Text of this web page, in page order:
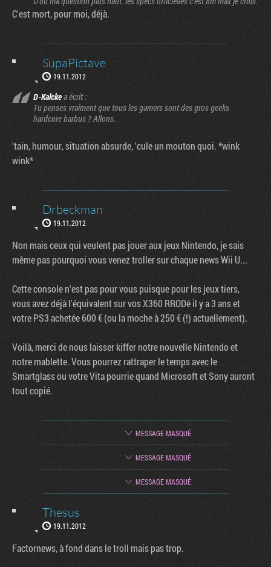
C'est mort, pour moi, déjà.
SupaPictave
19.11.2012
D-Kalckea écrit :
Tu penses vraiment que tous les gamers sont des gros geeks
hardcore barbus ? Allons.
'tain, humour, situation absurde, 'cule un mouton quoi. *wink
wink*
Drbeckman
19.11.2012
Non mais ceux qui veulent pas jouer aux jeux Nintendo, je sais
même pas pourquoi vous venez troller sur chaque news Wii U...
Cette console n'est pas pour vous puisque pour les jeux tiers,
vous avez déjà l'équivalent sur vos X360 RRODé il y a 3 ans et
votre PS3 achetée 600 € (ou la moche à 250 € (!) actuellement).
Voilà, merci de nous laisser kiffer notre nouvelle Nintendo et
notre mablette. Vous pourrez rattraper le temps avec le
Smartglass ou votre Vita pourrie quand Microsoft et Sony auront
tout copié.
MESSAGE MASQUÉ
MESSAGE MASQUÉ
MESSAGE MASQUÉ
Thesus
19.11.2012
Factornews, à fond dans le troll mais pas trop.